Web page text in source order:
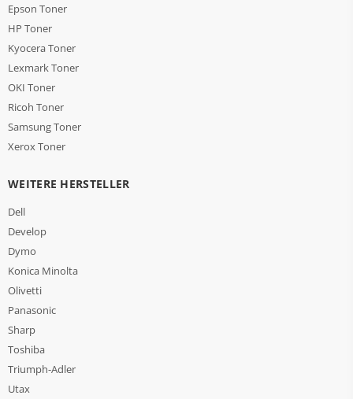
Epson Toner
HP Toner
Kyocera Toner
Lexmark Toner
OKI Toner
Ricoh Toner
Samsung Toner
Xerox Toner
WEITERE HERSTELLER
Dell
Develop
Dymo
Konica Minolta
Olivetti
Panasonic
Sharp
Toshiba
Triumph-Adler
Utax